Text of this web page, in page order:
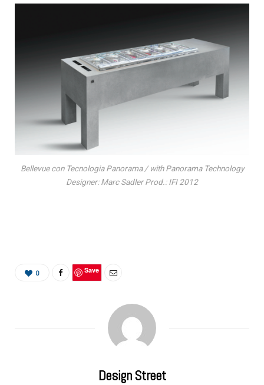
Bellevue con Tecnologia Panorama / with Panorama Technology
Designer: Marc Sadler Prod.: IFI 2012
0 Save
Design Street